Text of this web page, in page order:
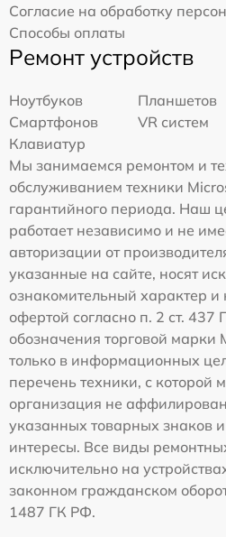
Согласие на обработку
Способы оплаты
Ремонт устройств
Ноутбуков
Планшетов
Смартфонов
VR систем
Клавиатур
Мы занимаемся ремонтом и
обслуживанием техники
гарантийного периода. Наш
работает независимо и не
авторизации от
указанные на сайте, носят
ознакомительный характер и
офертой согласно п. 2 ст.
обозначения торговой
только в информационных
перечень техники, с
организация не
указанных товарных знаков
интересы. Все виды
исключительно на
законном гражданском
1487 ГК РФ.